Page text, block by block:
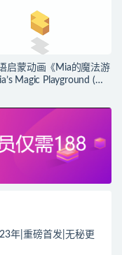
启蒙动画《Mia的魔法游
Magic Playground (动
年|重磅首发|无秘更